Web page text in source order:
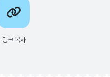
링크 복사